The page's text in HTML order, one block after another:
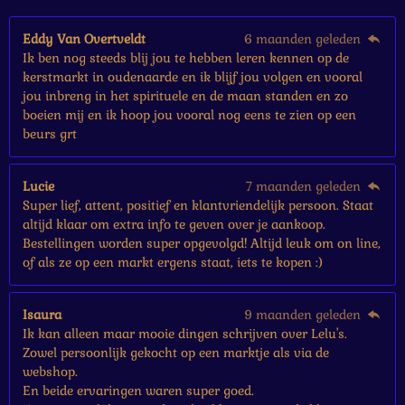
r
Eddy Van Overtveldt
6 maanden geleden
Ik ben nog steeds blij jou te hebben leren kennen op de
kerstmarkt in oudenaarde en ik blijf jou volgen en vooral
jou inbreng in het spirituele en de maan standen en zo
boeien mij en ik hoop jou vooral nog eens te zien op een
beurs grt
Lucie
7 maanden geleden
Super lief, attent, positief en klantvriendelijk persoon. Staat
altijd klaar om extra info te geven over je aankoop.
Bestellingen worden super opgevolgd! Altijd leuk om on line,
of als ze op een markt ergens staat, iets te kopen :)
Isaura
9 maanden geleden
Ik kan alleen maar mooie dingen schrijven over Lelu's.
Zowel persoonlijk gekocht op een marktje als via de
webshop.
En beide ervaringen waren super goed.